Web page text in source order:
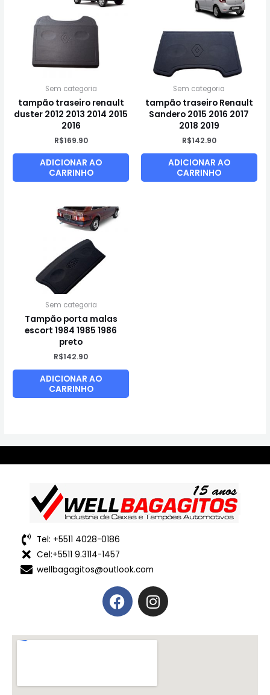
Sem categoria
tampão traseiro renault
duster 2012 2013 2014 2015
2016
R$169.90
ADICIONAR AO
CARRINHO
Sem categoria
tampão traseiro Renault
Sandero 2015 2016 2017
2018 2019
R$142.90
ADICIONAR AO
CARRINHO
Sem categoria
Tampão porta malas
escort 1984 1985 1986
preto
R$142.90
ADICIONAR AO
CARRINHO
Tel: +5511 4028-0186
Cel:+5511 9.3114-1457
wellbagagitos@outlook.com